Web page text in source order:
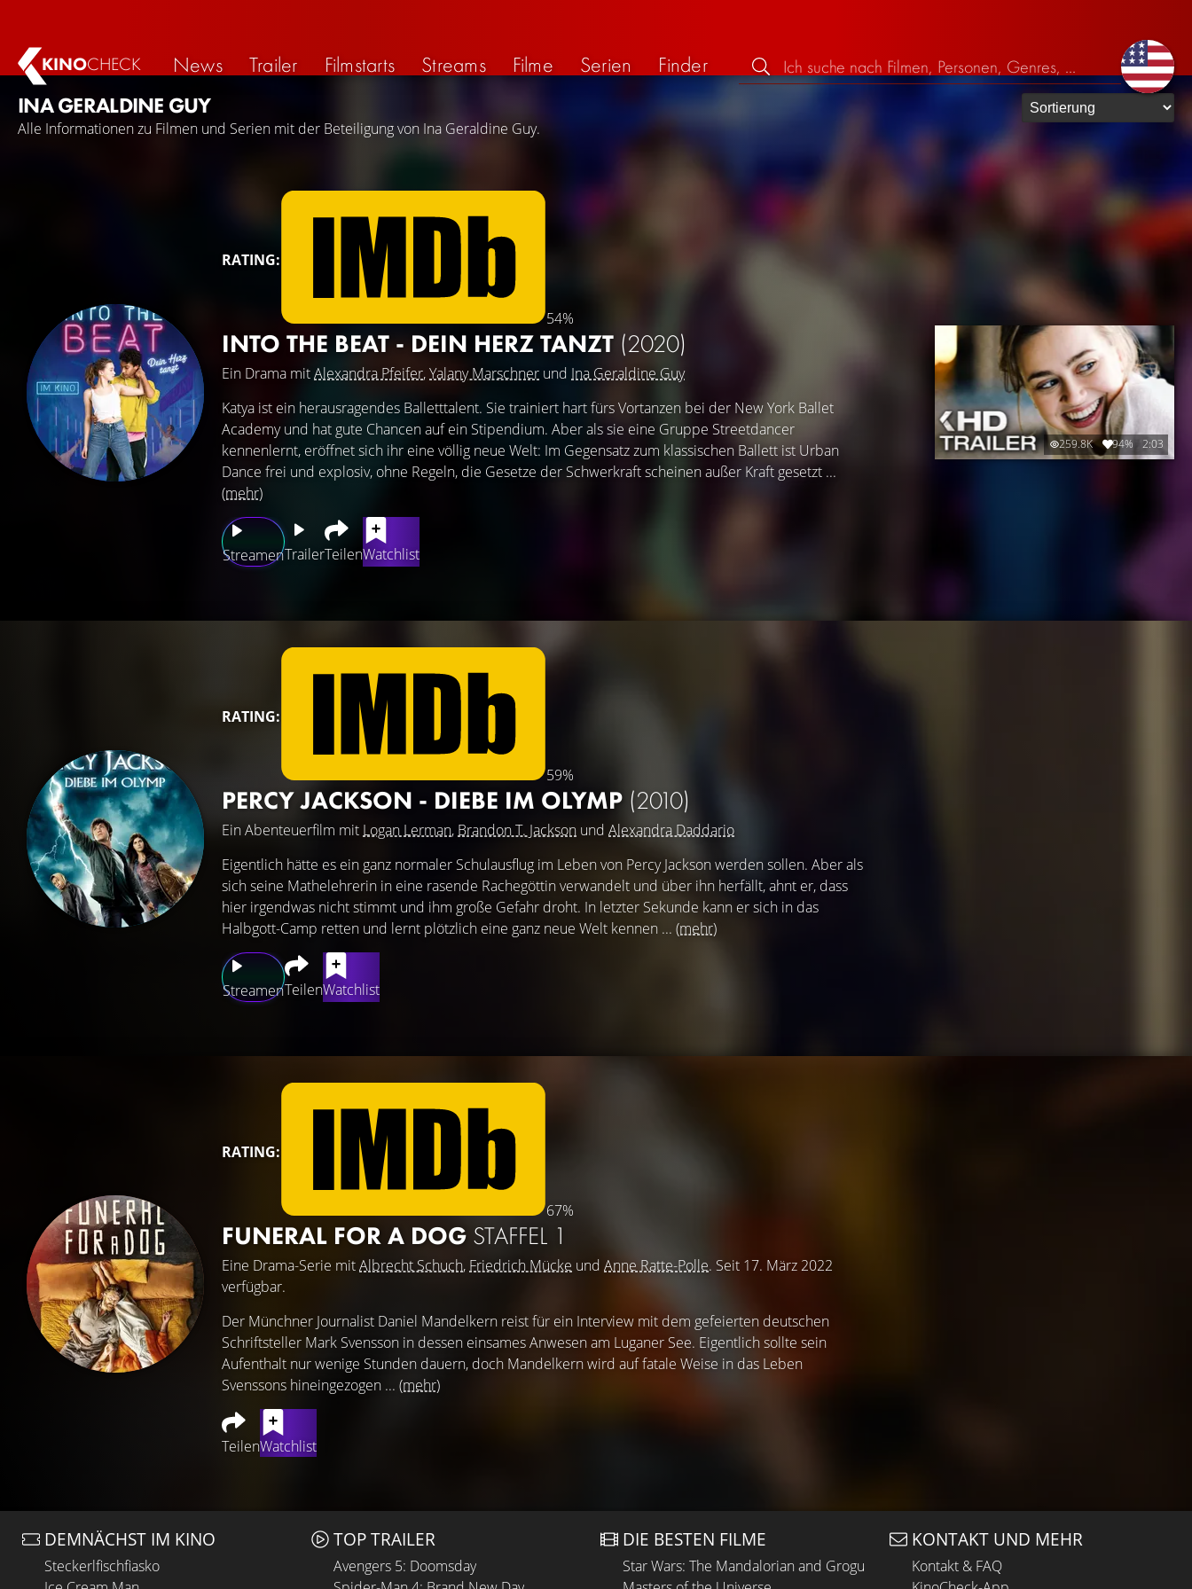
KINOCHECK News Trailer Filmstarts Streams Filme Serien
Finder
INA GERALDINE GUY
Alle Informationen zu Filmen und Serien mit der Beteiligung von Ina Geraldine Guy.
RATING:
54%
INTO THE BEAT - DEIN HERZ TANZT (2020)
Ein Drama mitAlexandra Pfeifer,Yalany Marschner und Ina Geraldine Guy
StreamenTrailerTeilenWatchlist
Katya ist ein herausragendes Balletttalent. Sie trainiert hart fürs Vortanzen bei der New York Ballet
Academy und hat gute Chancen auf ein Stipendium. Aber als sie eine Gruppe Streetdancer
kennenlernt, eröffnet sich ihr eine völlig neue Welt: Im Gegensatz zum klassischen Ballett ist Urban
Dance frei und explosiv, ohne Regeln, die Gesetze der Schwerkraft scheinen außer Kraft gesetzt ...
(mehr)
259.8K 94% 2:03
RATING:
59%
PERCY JACKSON - DIEBE IM OLYMP (2010)
Ein Abenteuerfilm mit Logan Lerman, Brandon T. Jackson und Alexandra Daddario
StreamenTeilenWatchlist
Eigentlich hätte es ein ganz normaler Schulausflug im Leben von Percy Jackson werden sollen. Aber als
sich seine Mathelehrerin in eine rasende Rachegöttin verwandelt und über ihn herfällt, ahnt er, dass
hier irgendwas nicht stimmt und ihm große Gefahr droht. In letzter Sekunde kann er sich in das
Halbgott-Camp retten und lernt plötzlich eine ganz neue Welt kennen ... (mehr)
RATING:
67%
FUNERAL FOR A DOG STAFFEL 1
Eine Drama-Serie mitAlbrecht Schuch, Friedrich Mücke und Anne Ratte-Polle. Seit 17. März 2022
verfügbar.
TeilenWatchlist
Der Münchner Journalist Daniel Mandelkern reist für ein Interview mit dem gefeierten deutschen
Schriftsteller Mark Svensson in dessen einsames Anwesen am Luganer See. Eigentlich sollte sein
Aufenthalt nur wenige Stunden dauern, doch Mandelkern wird auf fatale Weise in das Leben
Svenssons hineingezogen ... (mehr)
DEMNÄCHST IM KINO
Steckerlfischfiasko
TOP TRAILER
Avengers 5: Doomsday
DIE BESTEN FILME
Star Wars: The Mandalorian and Grogu
KONTAKT UND MEHR
Kontakt & FAQ